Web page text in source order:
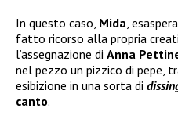
In questo caso, Mida ,
fatto ricorso alla propria
l’assegnazione di Anna
nel pezzo un pizzico di pepe,
esibizione in una sorta di
canto.